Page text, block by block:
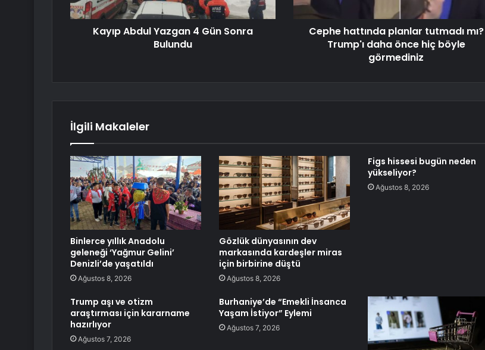
Kayıp Abdul Yazgan 4 Gün Sonra
Bulundu
Cephe hattında planlar tutmadı mı?
Trump'ı daha önce hiç böyle
görmediniz
İlgili Makaleler
Binlerce yıllık Anadolu
geleneği ‘Yağmur Gelini’
Denizli’de yaşatıldı
Ağustos 8, 2026
Gözlük dünyasının dev
markasında kardeşler miras
için birbirine düştü
Ağustos 8, 2026
Figs hissesi bugün neden
yükseliyor?
Ağustos 8, 2026
Trump aşı ve otizm
araştırması için kararname
hazırlıyor
Ağustos 7, 2026
Burhaniye’de “Emekli İnsanca
Yaşam İstiyor” Eylemi
Ağustos 7, 2026